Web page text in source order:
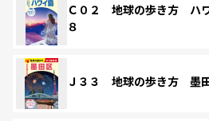
Ｃ０２ 地球の歩き方 ハ
８
Ｊ３３ 地球の歩き方 墨